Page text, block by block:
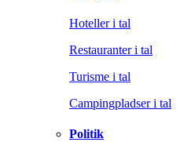
Hoteller i tal
Restauranter i tal
Turisme i tal
Campingpladser i tal
Politik